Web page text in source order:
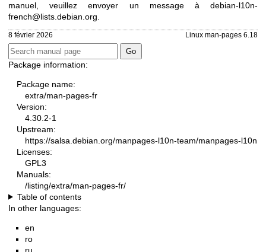
manuel, veuillez envoyer un message à debian-l10n-
french@lists.debian.org.
8 février 2026 Linux man-pages 6.18
Package information:
Package name:
extra/man-pages-fr
Version:
4.30.2-1
Upstream:
https://salsa.debian.org/manpages-l10n-team/manpages-l10n
Licenses:
GPL3
Manuals:
/listing/extra/man-pages-fr/
Table of contents
In other languages:
en
ro
ru